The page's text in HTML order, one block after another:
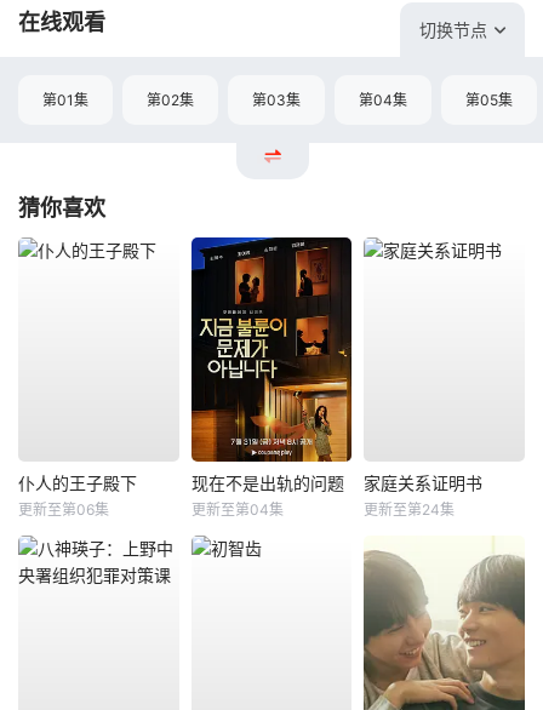
在线观看 切换节点
第01集 第02集 第03集 第04集 第05集
猜你喜欢
仆人的王子殿下
更新至第06集
现在不是出轨的问题
更新至第04集
家庭关系证明书
更新至第24集